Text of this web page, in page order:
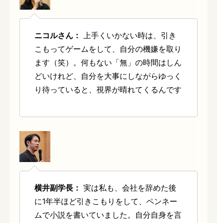
ニコルさん： 上手くいかない時は、引き
こもってゲームをして、自分の機嫌を取り
ます（笑）。何もない「無」の時間はしん
どいけれど、自分を大事にしながらゆっく
り待っていると、視界が晴れてくるんです
横井副学長： 実は私も、会社を辞めた後
に1年半ほど引きこもりをして、ペンネー
ムで小説を書いていました。自分自身を言